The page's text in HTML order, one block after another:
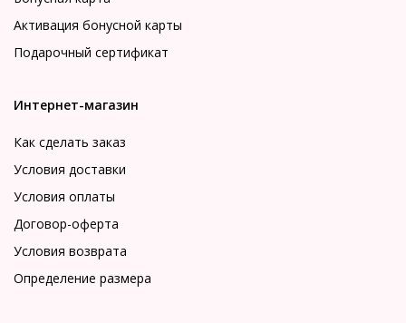
Активация бонусной карты
Подарочный сертификат
Интернет-магазин
Как сделать заказ
Условия доставки
Условия оплаты
Договор-оферта
Условия возврата
Определение размера